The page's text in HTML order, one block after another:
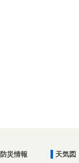
防災情報
天気図